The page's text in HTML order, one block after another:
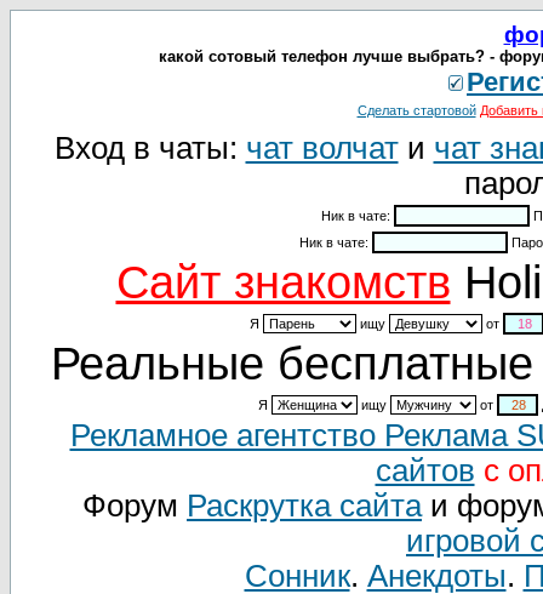
какой сотовый телефон лучше выбрать? -
Сделать стартовой Добавить
Вход в чаты: чат волчати чат
Ник в чате:
Ник в чате:
Cайт знакомств
Я ищу от
Реальные бесплатные
Я ищу от
Рекламное агентство Реклама
сайтов с
Форум Раскрутка сайтаи
игровой
Сонник. Анекдоты.